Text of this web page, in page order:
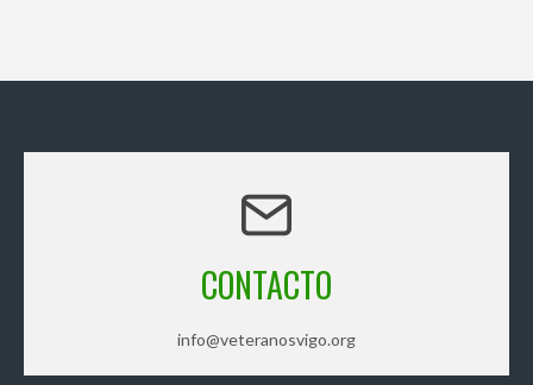
CONTACTO
info@veteranosvigo.org